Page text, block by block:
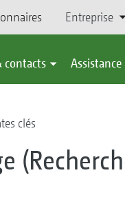
Entreprise
contacts Assistance
clés